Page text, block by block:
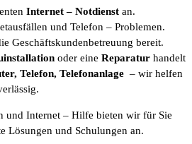
Internet– Notdienst an.
und Telefon – Problemen.
Geschäftskundenbetreuung bereit.
oder eine Reparatur handelt
Telefon, Telefonanlage – wir helfen
und Internet – Hilfe bieten wir für Sie
Lösungen und Schulungen an.